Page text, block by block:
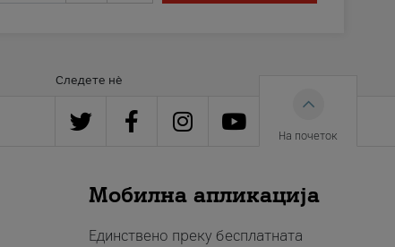
Следете нè
На почеток
Мобилна апликација
Единствено преку бесплатната